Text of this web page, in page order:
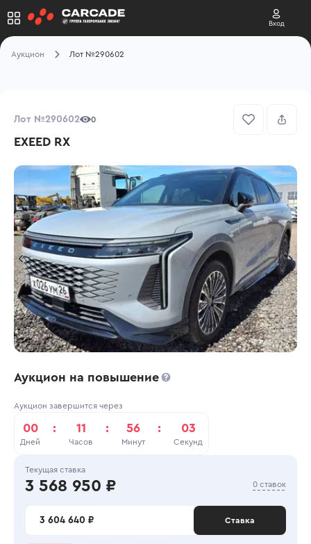
Вход
Аукцион Лот №290602
Лот №290602 0
EXEED RX
Аукцион на повышение
Аукцион завершится через
00
Дней
: 11
Часов
: 56
Минут
: 03
Секунд
Текущая ставка
3 568 950 ₽ 0 ставок
3 604 640 ₽ Ставка